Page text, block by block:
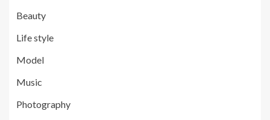
Beauty
Life style
Model
Music
Photography